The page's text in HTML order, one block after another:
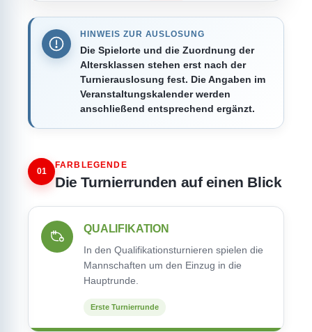
HINWEIS ZUR AUSLOSUNG
Die Spielorte und die Zuordnung der
Altersklassen stehen erst nach der
Turnierauslosung fest. Die Angaben im
Veranstaltungskalender werden
anschließend entsprechend ergänzt.
01
FARBLEGENDE
Die Turnierrunden auf einen Blick
QUALIFIKATION
In den Qualifikationsturnieren spielen die
Mannschaften um den Einzug in die
Hauptrunde.
Erste Turnierrunde